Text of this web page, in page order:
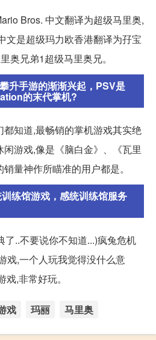
Bros. 中文翻译为超级马里奥,
文是超级玛力欧香港翻译为孖宝
奥兄弟1超级马里奥兄。
升手游的渐渐兴起，PSV是
的末代掌机?
知道,最畅销的掌机游戏其实绝
游戏,像是《脑白金》、《瓦里
量神作所瞄准的用户都是。
练馆游戏，感统训练馆服务
了..不要说你不知道...)疯兔危机
戏,一个人玩我觉得没什么意
,非常好玩。
戏 玛丽 马里奥